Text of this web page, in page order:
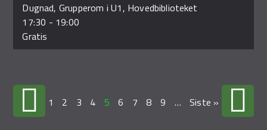
Dugnad, Grupperom i U1, Hovedbiblioteket
17:30 - 19:00
Gratis
1 2 3 4 5 6 7 8 9 … Siste »